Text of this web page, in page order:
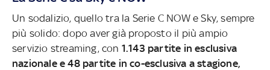
Un sodalizio, quello tra la Serie C NOW e Sky, sempre
più solido: dopo aver già proposto il più ampio
servizio streaming, con 1.143 partite in esclusiva
nazionale e 48 partite in co-esclusiva a stagione,